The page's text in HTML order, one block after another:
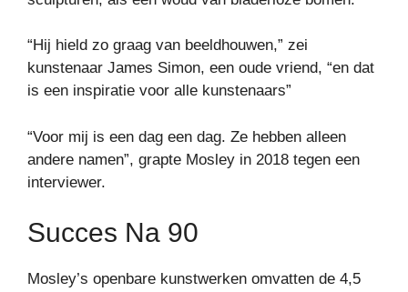
“Hij hield zo graag van beeldhouwen,” zei
kunstenaar James Simon, een oude vriend, “en dat
is een inspiratie voor alle kunstenaars”
“Voor mij is een dag een dag. Ze hebben alleen
andere namen”, grapte Mosley in 2018 tegen een
interviewer.
Succes Na 90
Mosley’s openbare kunstwerken omvatten de 4,5